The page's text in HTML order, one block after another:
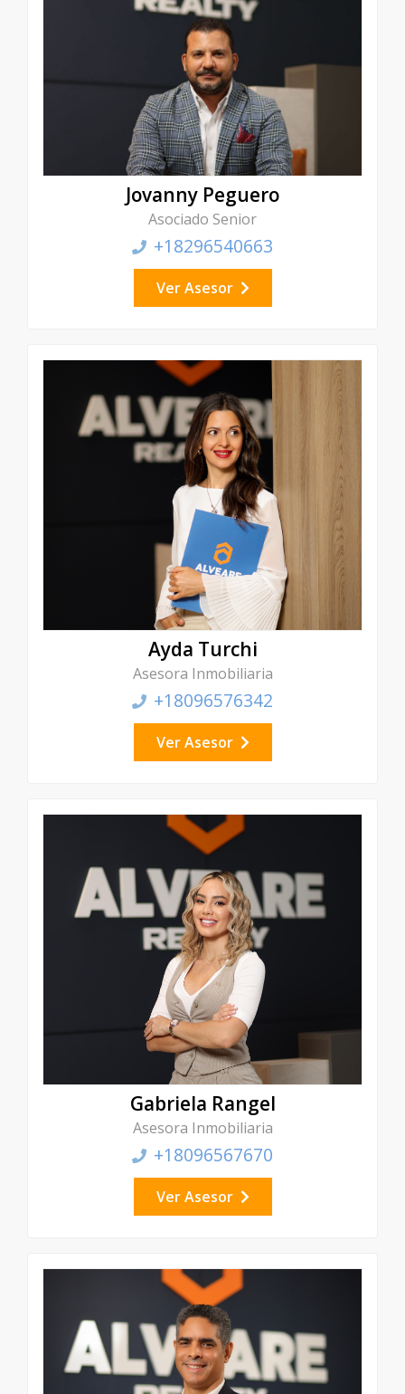
Jovanny Peguero
Asociado Senior
+18296540663
Ver Asesor
Ayda Turchi
Asesora Inmobiliaria
+18096576342
Ver Asesor
Gabriela Rangel
Asesora Inmobiliaria
+18096567670
Ver Asesor